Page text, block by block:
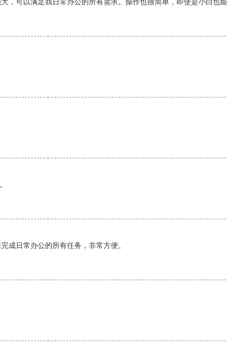
可以满足我日常办公的所有需求。操作也很简单，即使是小白也能
成日常办公的所有任务，非常方便。